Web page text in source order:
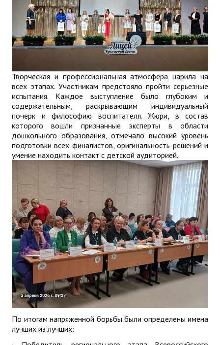
Творческая и профессиональная атмосфера царила на
всех этапах. Участникам предстояло пройти серьезные
испытания. Каждое выступление было глубоким и
содержательным, раскрывающим индивидуальный
почерк и философию воспитателя. Жюри, в состав
которого вошли признанные эксперты в области
дошкольного образования, отмечало высокий уровень
подготовки всех финалистов, оригинальность решений и
умение находить контакт с детской аудиторией.
По итогам напряженной борьбы были определены имена
лучших из лучших: